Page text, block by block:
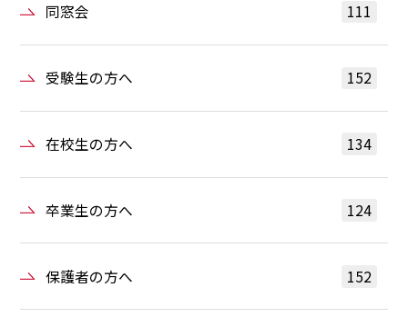
同窓会 111
受験生の方へ 152
在校生の方へ 134
卒業生の方へ 124
保護者の方へ 152